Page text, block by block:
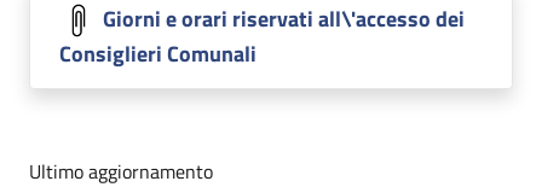
Giorni e orari riservati all\'accesso dei
Consiglieri Comunali
Ultimo aggiornamento